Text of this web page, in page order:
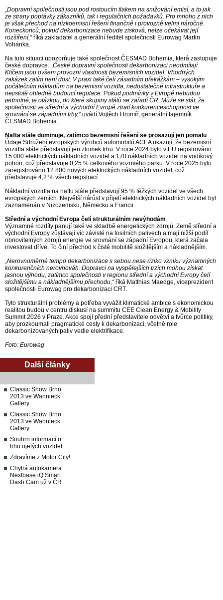
„Dopravní společnosti jsou pod rostoucím tlakem na snižování emisí, a to jak
ze strany poptávky zákazníků, tak i regulačních požadavků. Pro mnoho z nich
je však přechod na nízkoemisní řešení finančně i provozně velmi náročné.
Koneckonců, pokud dekarbonizace nebude zisková, nelze očekávat její
rozšíření,“říká zakladatel a generální ředitel společnosti Eurowag Martin
Vohánka.
Na tuto situaci upozorňuje také společnost ČESMAD Bohemia, která zastupuje
české dopravce. „České dopravní společnosti dekarbonizaci neodmítají.
Klíčem jsou ovšem provozní vlastnosti bezemisních vozidel. Vhodných
zakázek zatím není dost. V praxi také čelí zásadním překážkám – vysokým
počátečním nákladům na bezemisní vozidla, nedostatečné infrastruktuře a
nejistotě ohledně budoucí regulace. Pokud podmínky v Evropě nebudou
jednotné, je otázkou, do které skupiny států se zařadí ČR. Může se stát, že
společnosti ve střední a východní Evropě ztratí konkurenceschopnost ve
srovnání se západními trhy,“uvádí Vojtěch Hromíř, generální tajemník
ČESMAD Bohemia.
Nafta stále dominuje, zatímco bezemisní řešení se prosazují jen pomalu
Údaje Sdružení evropských výrobců automobilů ACEA ukazují, že bezemisní
vozidla stále představují jen zlomek trhu. V roce 2024 bylo v EU registrováno
15 000 elektrických nákladních vozidel a 170 nákladních vozidel na vodíkový
pohon, což představuje 0,25 % celkového vozového parku. V roce 2025 bylo
zaregistrováno 12 800 nových elektrických nákladních vozidel, což
představuje 4,2 % všech registrací.
Nákladní vozidla na naftu stále představují 95 % těžkých vozidel ve všech
evropských zemích. Největší nárůst v přijetí elektrických nákladních vozidel byl
zaznamenán v Nizozemsku, Německu a Francii.
Střední a východní Evropa čelí strukturálním nevýhodám
Významné rozdíly panují také ve skladbě energetických zdrojů. Země střední a
východní Evropy zůstávají víc závislé na fosilních palivech a mají nižší podíl
obnovitelných zdrojů energie ve srovnání se západní Evropou, která začala
investovat dříve. To činí přechod k čisté mobilitě složitějším a nákladnějším.
„Nerovnoměrné tempo dekarbonizace s sebou nese riziko vzniku významných
konkurenčních nerovnováh. Dopravci na vyspělejších trzích mohou získat
jasnou výhodu, zatímco společnosti v regionu střední a východní Evropy čelí
složitějšímu a nákladnějšímu přechodu,“říká Matthias Maedge, viceprezident
společnosti Eurowag pro dekarbonizaci CRT.
Tyto strukturální problémy a potřeba vyvážit klimatické ambice s ekonomickou
realitou budou v centru diskusí na summitu CEE Clean Energy & Mobility
Summit 2026 v Praze. Akce spojí přední představitele odvětví a tvůrce politiky,
aby prozkoumali pragmatické cesty k dekarbonizaci, včetně role
dekarbonizovaných paliv vedle elektrifikace.
Foto: Eurowag
Další články
Classic Show Brno
2013 ve Wannieck
Gallery
Classic Show Brno
2013 ve Wannieck
Gallery
Souhrn informací o
trhu ojetých vozidel
Zdravíme z Motor City!
Chytrá autokamera
Nextbase iQ Smart
Dash Cam už v ČR